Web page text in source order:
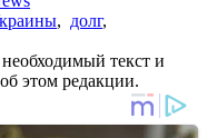
, долг,
текст и
этом редакции.